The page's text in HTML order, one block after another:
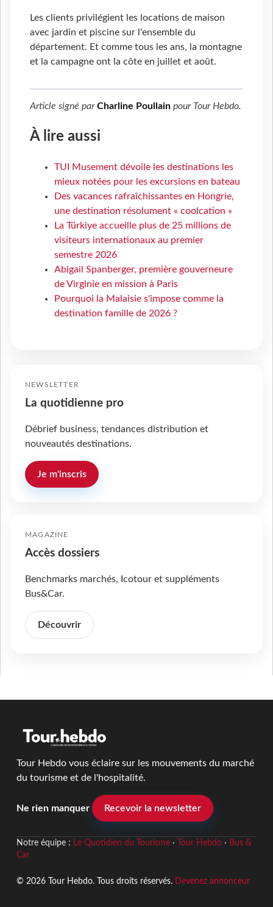
Les clients privilégient les locations de maison
avec jardin et piscine sur l'ensemble du
département. Et comme tous les ans, la montagne
et la campagne ont la côte en juillet et août.
Article signé parCharline Poullain pour Tour Hebdo.
À lire aussi
TUI Musement dévoile les destinations les
mieux notées pour les excursions en bateau
Des vacances rafraîchissantes en Hongrie,
une destination résolument « coolcation »
La Türkiye accueille plus de 25 millions de
visiteurs internationaux au premier
semestre 2026
Abigail Spanberger, première gouverneure
de Virginie en mission à Paris
Pourquoi la Malaisie s'impose comme la
destination famille de 2026 ?
NEWSLETTER
La quotidienne pro
Débrief business, tendances distribution et
nouveautés destinations.
Je m'inscris
MAGAZINE
Accès dossiers
Benchmarks marchés, Icotour et suppléments
Bus&Car.
Découvrir
Tour Hebdo vous éclaire sur les mouvements du marché
du tourisme et de l'hospitalité.
Ne rien manquer Recevoir la newsletter
Notre équipe : Le Quotidien du Tourisme· Tour Hebdo· Bus &
Car
© 2026 Tour Hebdo. Tous droits réservés. Devenez annonceur